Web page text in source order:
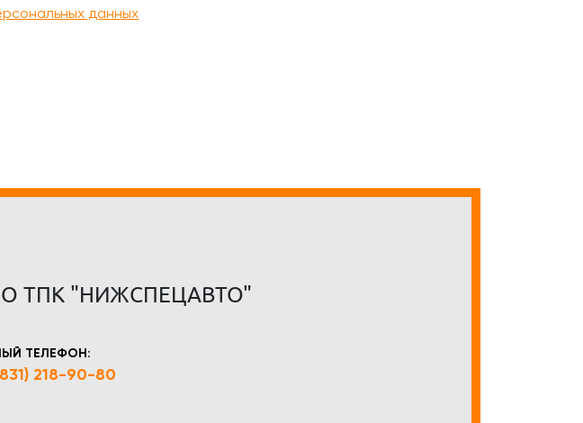
данных
ТПК "НИЖСПЕЦАВТО"
ТЕЛЕФОН:
218-90-80